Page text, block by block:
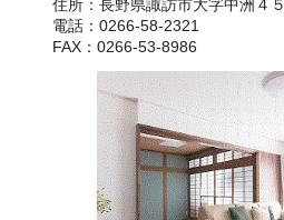
住所：長野県諏訪市大字中洲４
電話：0266-58-2321
FAX：0266-53-8986